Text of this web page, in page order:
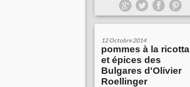
12 Octobre 2014
pommes à la ricotta
et épices des
Bulgares d'Olivier
Roellinger